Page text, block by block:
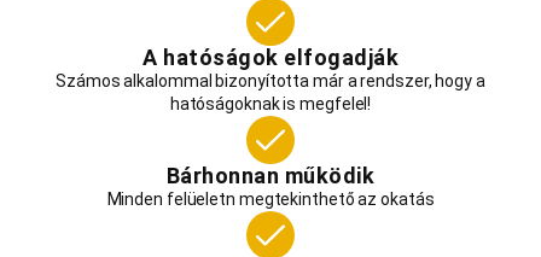
A hatóságok elfogadják
Számos alkalommal bizonyította már a rendszer, hogy a
hatóságoknak is megfelel!
Bárhonnan működik
Minden felüeletn megtekinthető az okatás